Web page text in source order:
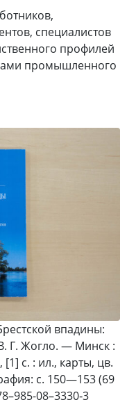
специалистов
профилей
промышленного
впадины:
Г. Жогло. — Минск :
с. : ил., карты, цв.
с. 150—153 (69
08–3330‑3